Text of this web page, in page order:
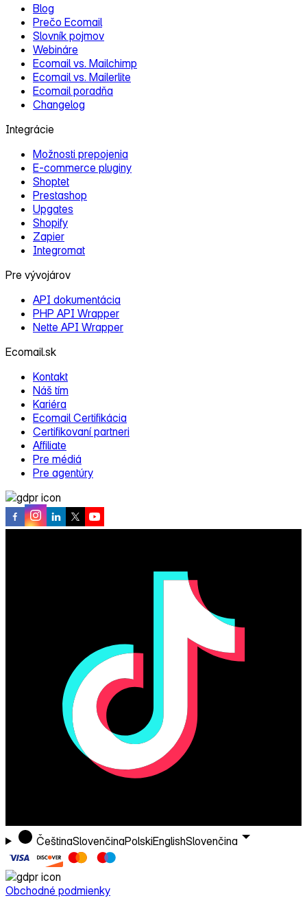
Blog
Prečo Ecomail
Slovník pojmov
Webináre
Ecomail vs. Mailchimp
Ecomail vs. Mailerlite
Ecomail poradňa
Changelog
Integrácie
Možnosti prepojenia
E‑commerce pluginy
Shoptet
Prestashop
Upgates
Shopify
Zapier
Integromat
Pre vývojárov
API dokumentácia
PHP API Wrapper
Nette API Wrapper
Ecomail.sk
Kontakt
Náš tím
Kariéra
Ecomail Certifikácia
Certifikovaní partneri
Affiliate
Pre médiá
Pre agentúry
ČeštinaSlovenčinaPolskiEnglishSlovenčina
Obchodné podmienky